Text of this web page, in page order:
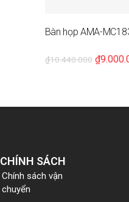
Bàn họp AMA-
10.440.000
₫ ₫
CHÍNH SÁCH
Chính sách vận
chuyển